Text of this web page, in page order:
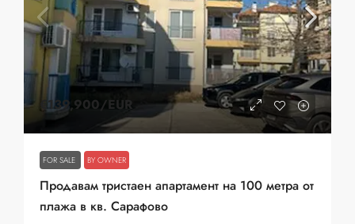
€139,900/EUR
FOR SALE BY OWNER
Продавам тристаен апартамент на 100 метра от
плажа в кв. Сарафово